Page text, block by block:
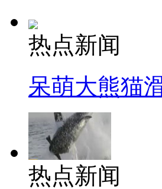
热点新闻
呆萌大熊猫
热点新闻